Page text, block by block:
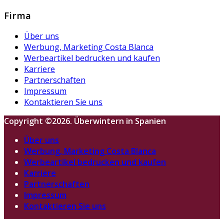
Firma
Über uns
Werbung, Marketing Costa Blanca
Werbeartikel bedrucken und kaufen
Karriere
Partnerschaften
Impressum
Kontaktieren Sie uns
Copyright ©2026. Überwintern in Spanien
Über uns
Werbung, Marketing Costa Blanca
Werbeartikel bedrucken und kaufen
Karriere
Partnerschaften
Impressum
Kontaktieren Sie uns